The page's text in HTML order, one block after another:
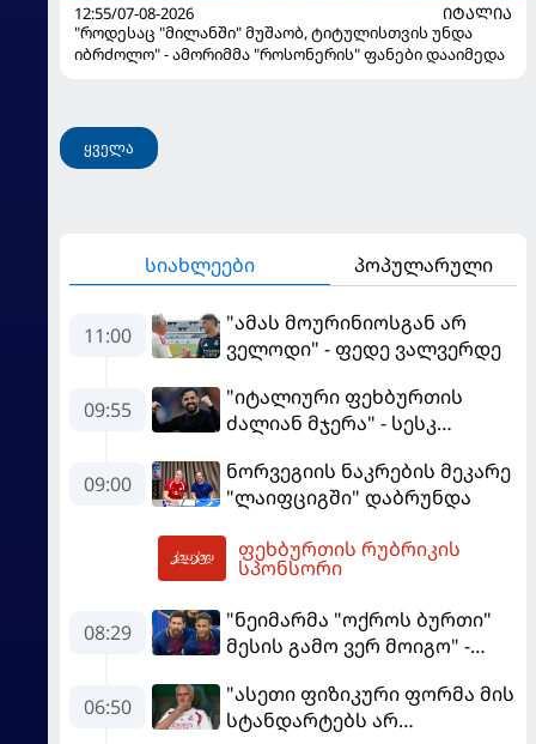
12:55/07-08-2026
ᲘᲢᲐᲚᲘᲐ
"როდესაც "მილანში" მუშაობ, ტიტულისთვის უნდა
იბრძოლო" - ამორიმმა "როსონერის" ფანები დააიმედა
ყველა
სიახლეები პოპულარული
11:00
"ამას მოურინიოსგან არ
ველოდი" - ფედე ვალვერდე
09:55
"იტალიური ფეხბურთის
ძალიან მჯერა" - სესკ
09:00
ნორვეგიის ნაკრების მეკარე
"ლაიფციგში" დაბრუნდა
ფეხბურთის რუბრიკის
სპონსორი
08:29
"ნეიმარმა "ოქროს ბურთი"
მესის გამო ვერ მოიგო" -
აგენტი
06:50
"ასეთი ფიზიკური ფორმა მის
სტანდარტებს არ